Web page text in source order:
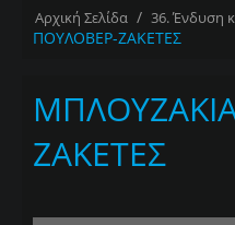
Αρχική Σελίδα / 36. Ένδυση
ΠΟΥΛΟΒΕΡ-ΖΑΚΕΤΕΣ
ΖΑΚΕΤΕΣ